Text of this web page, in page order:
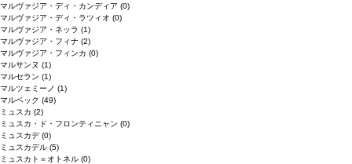
マルヴァジア・ディ・カンディア (0)
マルヴァジア・ディ・ラツィオ (0)
マルヴァジア・ネッラ (1)
マルヴァジア・フィナ (2)
マルヴァジア・フィンカ (0)
マルサンヌ (1)
マルセラン (1)
マルツェミーノ (1)
マルベック (49)
ミュスカ (2)
ミュスカ・ド・フロンティニャン (0)
ミュスカデ(0)
ミュスカデル (5)
ミュスカト＝オトネル (0)